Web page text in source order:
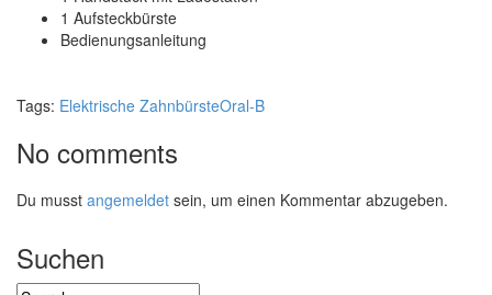
1 Aufsteckbürste
Bedienungsanleitung
Tags: Elektrische ZahnbürsteOral-B
No comments
Du musst angemeldet sein, um einen Kommentar abzugeben.
Suchen